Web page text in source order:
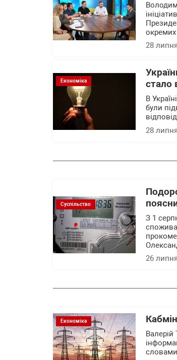
28
Економіка
стало
В
були
28
Суспільство
З 1
26
Економіка
Валерій